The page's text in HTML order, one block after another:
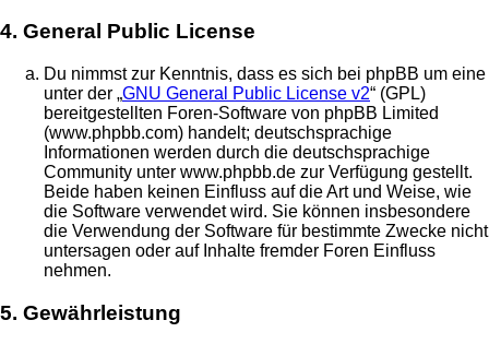
4. General Public License
Du nimmst zur Kenntnis, dass es sich bei phpBB um eine
unter der „GNU General Public License v2“ (GPL)
bereitgestellten Foren-Software von phpBB Limited
(www.phpbb.com) handelt; deutschsprachige
Informationen werden durch die deutschsprachige
Community unter www.phpbb.de zur Verfügung gestellt.
Beide haben keinen Einfluss auf die Art und Weise, wie
die Software verwendet wird. Sie können insbesondere
die Verwendung der Software für bestimmte Zwecke nicht
untersagen oder auf Inhalte fremder Foren Einfluss
nehmen.
5. Gewährleistung